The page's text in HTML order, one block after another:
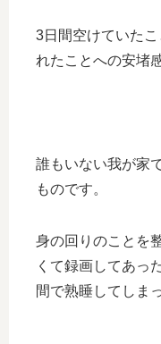
3日間空けていた
れたことへの安堵
誰もいない我が家
ものです。
身の回りのことを
くて録画してあっ
間で熟睡してしま